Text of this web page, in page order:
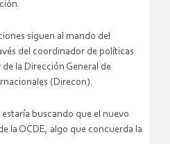
siguen al mando del
del coordinador de políticas
la Dirección General de
(Direcon).
buscando que el nuevo
la OCDE, algo que concuerda la